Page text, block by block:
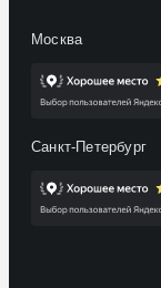
Москва
Санкт-Петербург